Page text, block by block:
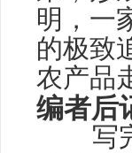
明，一
的极致
农产品
编者后
写完